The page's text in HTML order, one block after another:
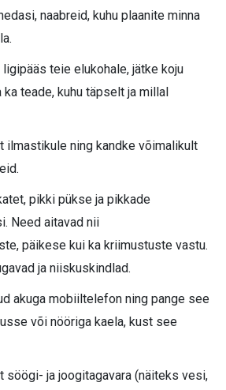
naabreid, kuhu plaanite minna
ligipääs teie elukohale, jätke koju
teade, kuhu täpselt ja millal
ilmastikule ning kandke võimalikult
pikki pükse ja pikkade
Need aitavad nii
päikese kui ka kriimustuste vastu.
ja niiskuskindlad.
akuga mobiiltelefon ning pange see
või nööriga kaela, kust see
söögi- ja joogitagavara (näiteks vesi,